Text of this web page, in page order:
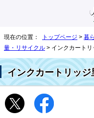
現在の位置： トップページ > 暮
量・リサイクル > インクカート
インクカートリッ